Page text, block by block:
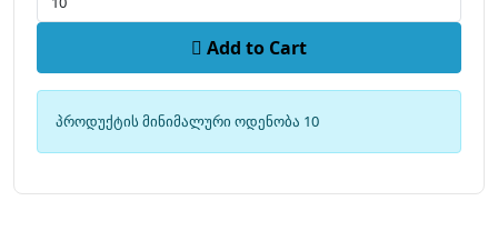
Add to Cart
პროდუქტის მინიმალური ოდენობა 10